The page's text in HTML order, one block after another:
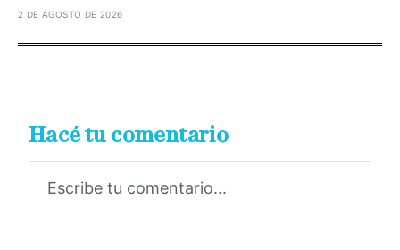
2 DE AGOSTO DE 2026
Hacé tu comentario